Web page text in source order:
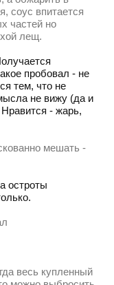
соус впитается
частей но
лещ.
пробовал - не
тем, что не
не вижу (да и
- жарь,
мешать -
остроты
весь купленный